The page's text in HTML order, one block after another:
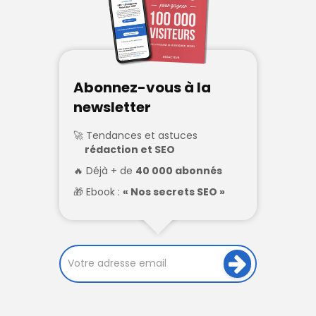
Abonnez-vous à la
newsletter
Tendances et astuces
rédaction et SEO
Déjà + de 40 000 abonnés
Ebook : « Nos secrets SEO »